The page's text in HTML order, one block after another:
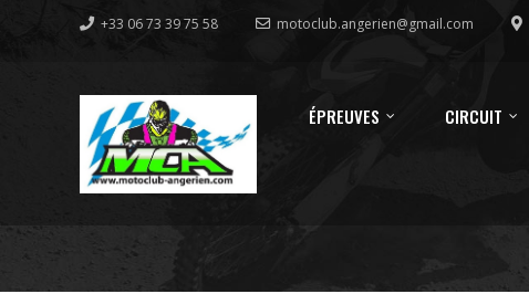
+33 06 73 39 75 58 motoclub.angerien@gmail.com
ÉPREUVES CIRCUIT